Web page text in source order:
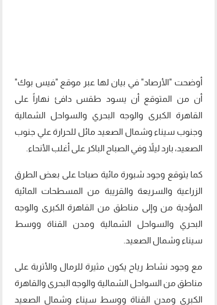
أوضحت "الأرصاد" في بيان لها عبر موقع "فيس بوك"
أن من المتوقع أن يسود طقس دافئ نهاراً على
القاهرة الكبرى والوجه البحري والسواحل الشمالية
وجنوب سيناء وشمال الصعيد مائل للحرارة علي جنوب
الصعيد، بارد ليلاً وفي الصباح الباكر على أغلب الأنحاء.
كما يتوقع وجود شبورة مائية صباحا على بعض الطرق
الزراعية والسريعة والقريبة من المسطحات المائية
المؤدية من وإلى مناطق من القاهرة الكبرى والوجه
البحري والسواحل الشمالية ومدن القناة ووسط
سيناء وشمال الصعيد.
مع وجود نشاط رياح يكون مثيرة للرمال والأتربة على
مناطق من السواحل الشمالية والوجه البحرى والقاهرة
الكبرى ومدن القناة ووسط سيناء وشمال الصعيد